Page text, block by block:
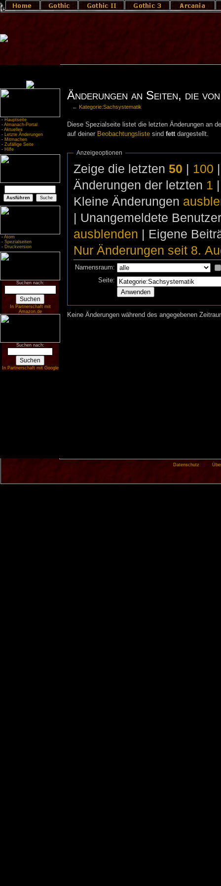
- Hauptseite
- Almanach-Portal
- Aktuelles
- Letzte Änderungen
- Mitmachen
- Zufällige Seite
- Hilfe
- Atom
- Spezialseiten
- Druckversion
Suchen nach:
In Partnerschaft mit
Amazon.de
Suchen nach:
In Partnerschaft mit Google
Änderungen an Seiten, die
← Kategorie:Sachsystematik
Diese Spezialseite listet die letzten Änderungen an
auf deiner Beobachtungslistesind fettdargestellt.
Anzeigeoptionen
Zeige die letzten 50 | 100
Änderungen der letzten 1
Kleine Änderungen
| Unangemeldete
ausblenden | Eigene
Nur Änderungen seit 8.
Namensraum:
Seite:
Keine Änderungen während des angegebenen
Datenschutz